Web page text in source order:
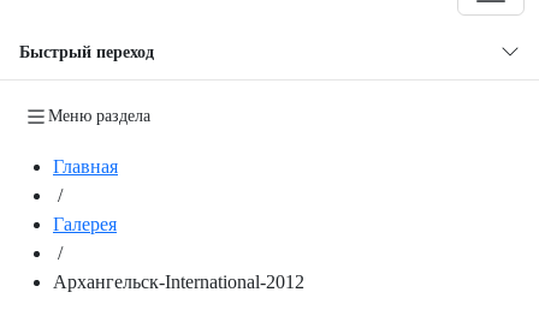
Быстрый переход
Меню раздела
Главная
/
Галерея
/
Архангельск-International-2012